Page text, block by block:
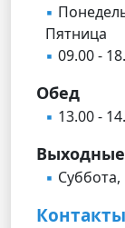
Пятница
09.00 -
Обед
13.00 -
Выходные
Контакты